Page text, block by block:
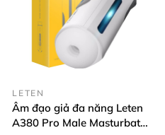
LETEN
Âm đạo giả đa năng Leten
A380 Pro Male Masturbator